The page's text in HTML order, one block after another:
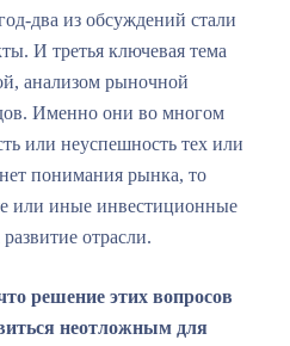
два из обсуждений стали
И третья ключевая тема
анализом рыночной
Именно они во многом
или неуспешность тех или
понимания рынка, то
или иные инвестиционные
отрасли.
решение этих вопросов
неотложным для